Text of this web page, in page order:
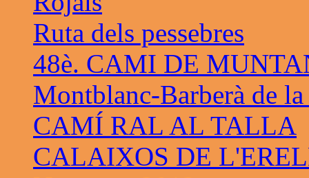
Ruta dels pessebres
48è. CAMI DE
Montblanc-Barberà de la
CAMÍ RAL AL TALLA
CALAIXOS DE